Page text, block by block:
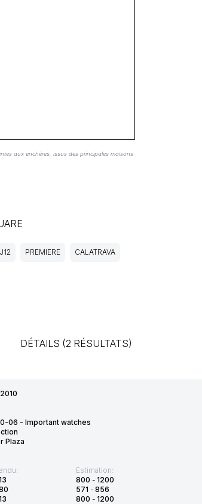
aux enchères, issus des principales maisons
J12 PREMIERE CALATRAVA
DÉTAILS (2 RÉSULTATS)
06 - Important watches
Plaza
Estimation:
800 - 1200
571 - 856
800 - 1200